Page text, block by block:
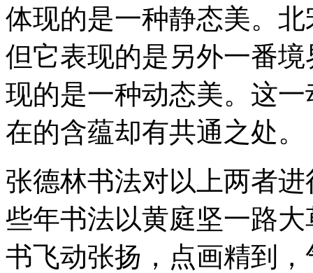
体现的是一种静态美。
但它表现的是另外一番
现的是一种动态美。这
在的含蕴却有共通之处。
张德林书法对以上两者
些年书法以黄庭坚一路
书飞动张扬，点画精到